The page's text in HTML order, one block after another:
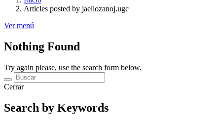
Articles posted by jaellozanoj.ugc
Ver menú
Nothing Found
Try again please, use the search form below.
Cerrar
Search by Keywords